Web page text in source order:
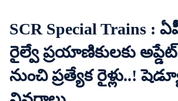
SCR Special Trains :
రైల్వే ప్రయాణికులకు అప్డేట్
నుంచి ప్రత్యేక రైళ్లు..!